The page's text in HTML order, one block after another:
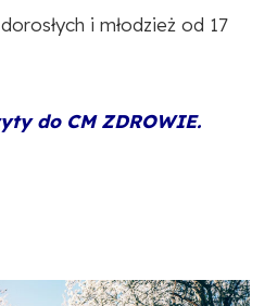
i młodzież od 17
do CM ZDROWIE.